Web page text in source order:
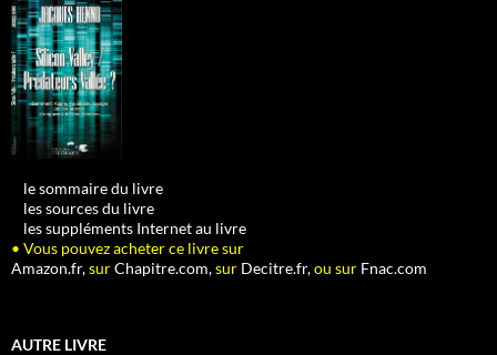
le sommaire du livre
les sources du livre
les suppléments Internet au livre
• Vous pouvez acheter ce livre sur
Amazon.fr,surChapitre.com,sur Decitre.fr,ou sur Fnac.com
AUTRE LIVRE